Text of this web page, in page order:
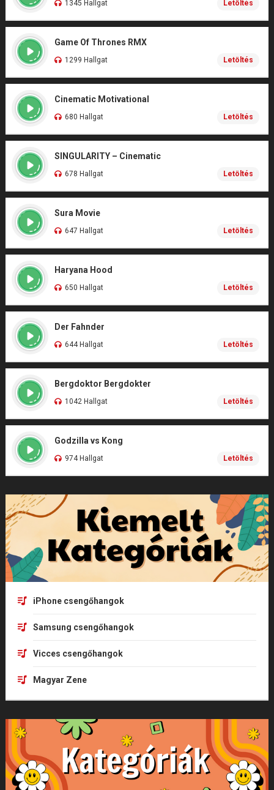
1345 Hallgat Letöltés
Game Of Thrones RMX
1299 Hallgat Letöltés
Cinematic Motivational
680 Hallgat Letöltés
SINGULARITY – Cinematic
678 Hallgat Letöltés
Sura Movie
647 Hallgat Letöltés
Haryana Hood
650 Hallgat Letöltés
Der Fahnder
644 Hallgat Letöltés
Bergdoktor Bergdokter
1042 Hallgat Letöltés
Godzilla vs Kong
974 Hallgat Letöltés
iPhone csengőhangok
Samsung csengőhangok
Vicces csengőhangok
Magyar Zene